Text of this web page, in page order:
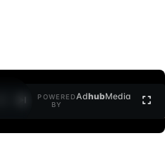
POWERED
BY
AdhubMedia